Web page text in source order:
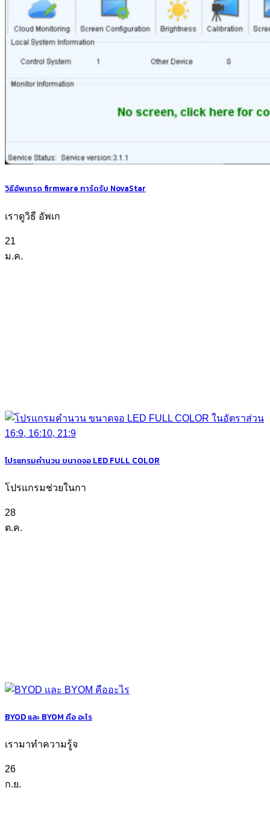
วิธีอัพเกรด firmware การ์ดรับ NovaStar
เราดูวิธี อัพเก
21
ม.ค.
โปรแกรมคำนวน ขนาดจอ LED FULL COLOR
โปรแกรมช่วยในกา
28
ต.ค.
BYOD และ BYOM คือ อะไร
เรามาทำความรู้จ
26
ก.ย.